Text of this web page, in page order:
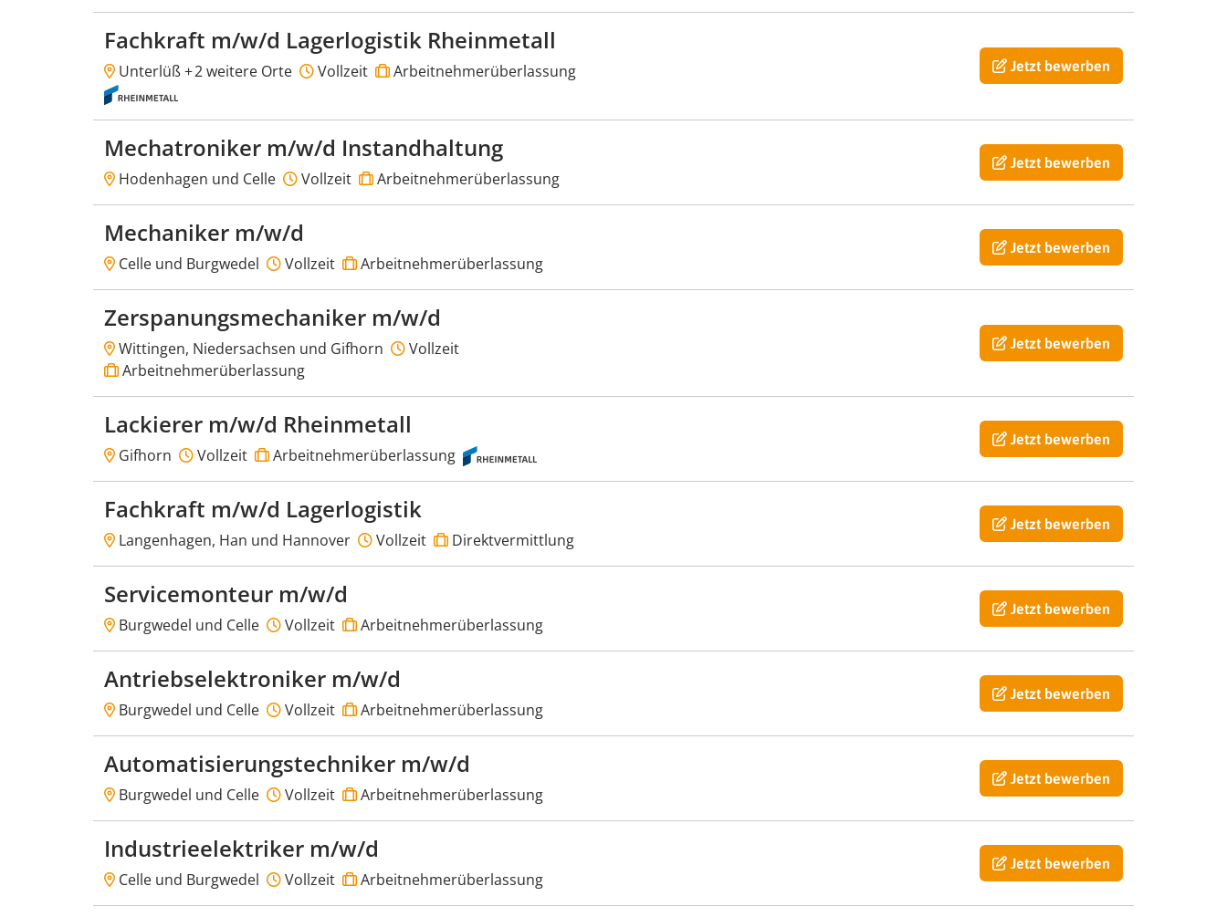
Fachkraft m/w/d Lagerlogistik Rheinmetall
Unterlüß +2 weitere Orte Vollzeit Arbeitnehmerüberlassung Jetzt bewerben
Mechatroniker m/w/d Instandhaltung
Hodenhagen und Celle Vollzeit Arbeitnehmerüberlassung
Jetzt bewerben
Mechaniker m/w/d
Celle und Burgwedel Vollzeit Arbeitnehmerüberlassung
Jetzt bewerben
Zerspanungsmechaniker m/w/d
Wittingen, Niedersachsen und Gifhorn
Vollzeit
Arbeitnehmerüberlassung
Jetzt bewerben
Lackierer m/w/d Rheinmetall
Gifhorn Vollzeit Arbeitnehmerüberlassung
Jetzt bewerben
Fachkraft m/w/d Lagerlogistik
Langenhagen, Han und Hannover Vollzeit Direktvermittlung
Jetzt bewerben
Servicemonteur m/w/d
Burgwedel und Celle Vollzeit Arbeitnehmerüberlassung
Jetzt bewerben
Antriebselektroniker m/w/d
Burgwedel und Celle Vollzeit Arbeitnehmerüberlassung
Jetzt bewerben
Automatisierungstechniker m/w/d
Burgwedel und Celle Vollzeit Arbeitnehmerüberlassung
Jetzt bewerben
Industrieelektriker m/w/d
Celle und Burgwedel Vollzeit Arbeitnehmerüberlassung
Jetzt bewerben